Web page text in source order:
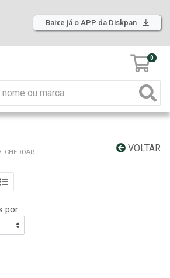
Baixe já o APP da Diskpan
0
VOLTAR
CHEDDAR
por: